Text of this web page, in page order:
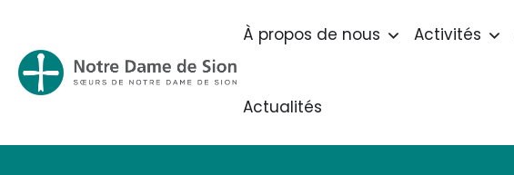
À propos de nous Activités
Actualités